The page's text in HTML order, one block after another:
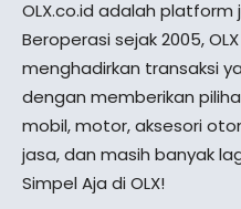
OLX.co.id adalah platform
Beroperasi sejak 2005,
menghadirkan transaksi
dengan memberikan
mobil, motor, aksesori
jasa, dan masih banyak
Simpel Aja di OLX!